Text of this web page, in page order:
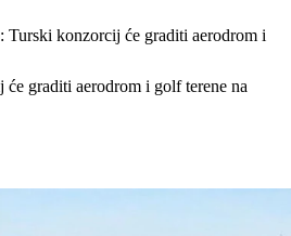
Turski konzorcij će graditi aerodrom i
graditi aerodrom i golf terene na